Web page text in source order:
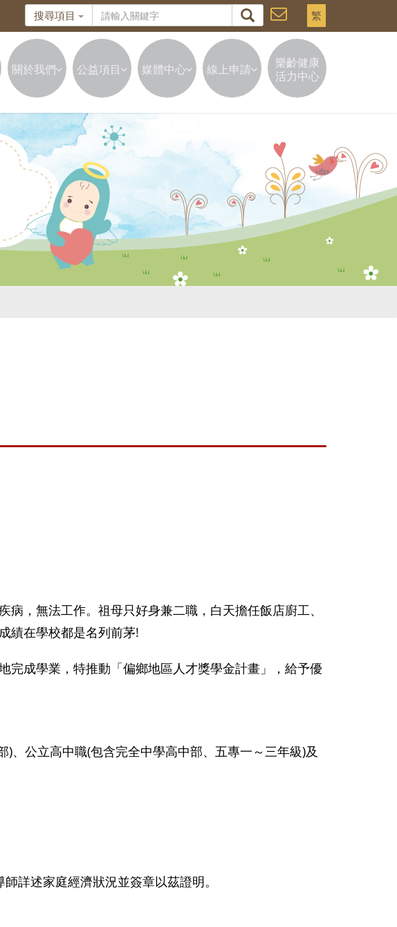
繁
搜尋項目
關於我們 公益項目 媒體中心 線上申請
樂齡健康
活力中心
，無法工作。祖母只好身兼二職，白天擔任飯店廚工、
績在學校都是名列前茅!
完成學業，特推動「偏鄉地區人才獎學金計畫」，給予優
、公立高中職(包含完全中學高中部、五專一～三年級)及
詳述家庭經濟狀況並簽章以茲證明。